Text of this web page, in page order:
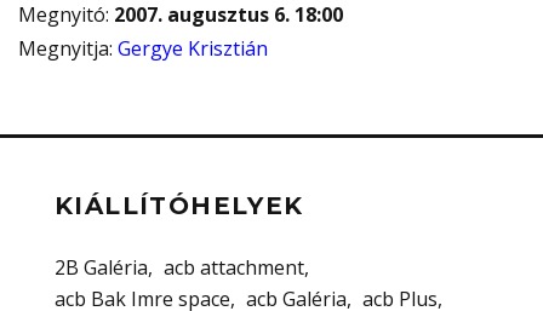
Megnyitó: 2007. augusztus 6. 18:00
Megnyitja: Gergye Krisztián
KIÁLLÍTÓHELYEK
2B Galéria
acb attachment
acb Bak Imre space
acb Galéria
acb Plus